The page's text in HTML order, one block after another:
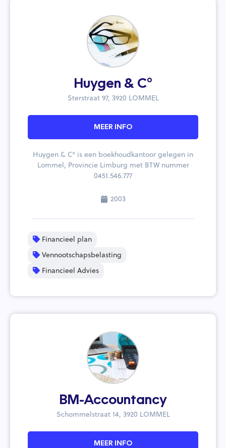
Huygen & C°
Sterstraat 97, 3920 LOMMEL
MEER INFO
Huygen & C° is een boekhoudkantoor gelegen in
Lommel, Provincie Limburg met BTW nummer
0451.546.777
2003
Financieel plan
Vennootschapsbelasting
Financieel Advies
BM-Accountancy
Schommelstraat 14, 3920 LOMMEL
MEER INFO